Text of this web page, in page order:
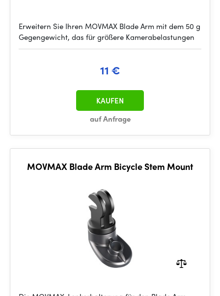
Erweitern Sie Ihren MOVMAX Blade Arm mit dem 50 g
Gegengewicht, das für größere Kamerabelastungen
11 €
auf Anfrage
KAUFEN
MOVMAX Blade Arm Bicycle Stem Mount